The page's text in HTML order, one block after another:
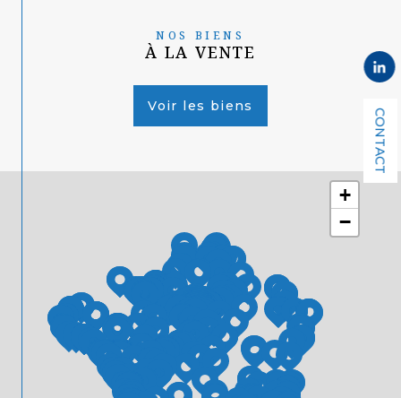
CONTACT
+
−
NOS BIENS
À LA VENTE
Voir les biens